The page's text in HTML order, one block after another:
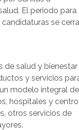
El periodo para
se
de salud y bienestar
y servicios
modelo integral de
hospitales y
otros servicios de